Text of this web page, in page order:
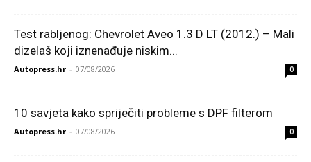
Test rabljenog: Chevrolet Aveo 1.3 D LT (2012.) – Mali
dizelaš koji iznenađuje niskim...
Autopress.hr - 07/08/2026 0
10 savjeta kako spriječiti probleme s DPF filterom
Autopress.hr - 07/08/2026 0